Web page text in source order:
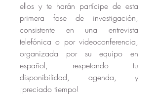
ellos y te harán partícipe de esta
primera fase de investigación,
consistente en una entrevista
telefónica o por videoconferencia,
organizada por su equipo en
español, respetando tu
disponibilidad, agenda, y
¡preciado tiempo!